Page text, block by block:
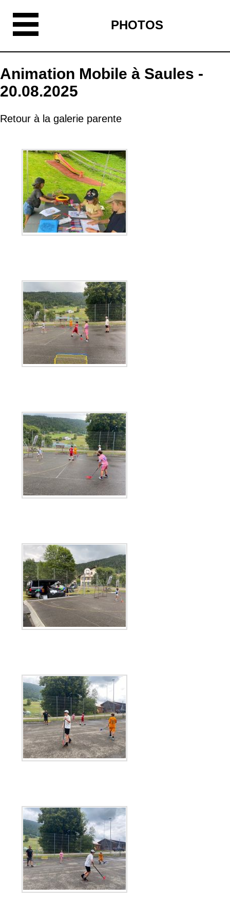
PHOTOS
Animation Mobile à Saules -
20.08.2025
Retour à la galerie parente